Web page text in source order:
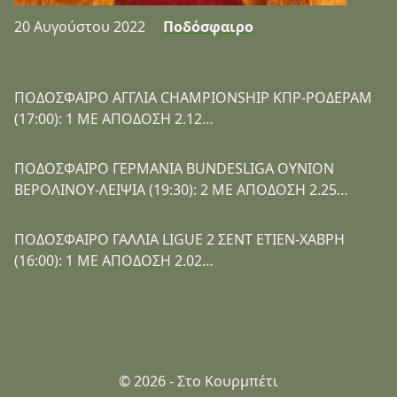
20 Αυγούστου 2022 Ποδόσφαιρο
ΠΟΔΟΣΦΑΙΡΟ ΑΓΓΛΙΑ CHAMPIONSHIP ΚΠΡ-ΡΟΔΕΡΑΜ
(17:00): 1 ΜΕ ΑΠΟΔΟΣΗ 2.12…
ΠΟΔΟΣΦΑΙΡΟ ΓΕΡΜΑΝΙΑ BUNDESLIGA ΟΥΝΙΟΝ
ΒΕΡΟΛΙΝΟΥ-ΛΕΙΨΙΑ (19:30): 2 ΜΕ ΑΠΟΔΟΣΗ 2.25…
ΠΟΔΟΣΦΑΙΡΟ ΓΑΛΛΙΑ LIGUE 2 ΣΕΝΤ ΕΤΙΕΝ-ΧΑΒΡΗ
(16:00): 1 ΜΕ ΑΠΟΔΟΣΗ 2.02…
© 2026 - Στο Κουρμπέτι